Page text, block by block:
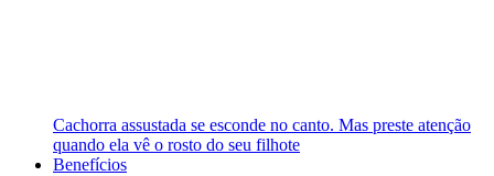
Cachorra assustada se esconde no canto. Mas preste atenção
quando ela vê o rosto do seu filhote
Benefícios